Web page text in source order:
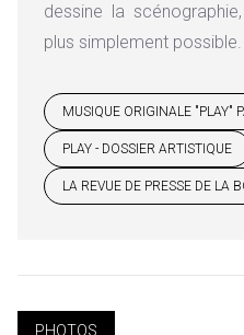
dessine la
plus simplement possible.
MUSIQUE ORIGINALE "PLAY"
PLAY - DOSSIER ARTISTIQUE
LA REVUE DE PRESSE DE LA
PHOTOS